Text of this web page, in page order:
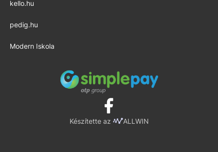
kello.hu
pedig.hu
Modern Iskola
Készítette az ALLWIN